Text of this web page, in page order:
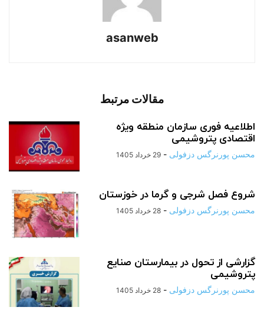
asanweb
مقالات مرتبط
اطلاعیه فوری سازمان منطقه ویژه
اقتصادی پتروشیمی
محسن پورنرگس دزفولی - 29 خرداد 1405
شروع فصل شرجی و گرما در خوزستان
محسن پورنرگس دزفولی - 28 خرداد 1405
گزارشی از تحول در بیمارستان صنایع
پتروشیمی
محسن پورنرگس دزفولی - 28 خرداد 1405